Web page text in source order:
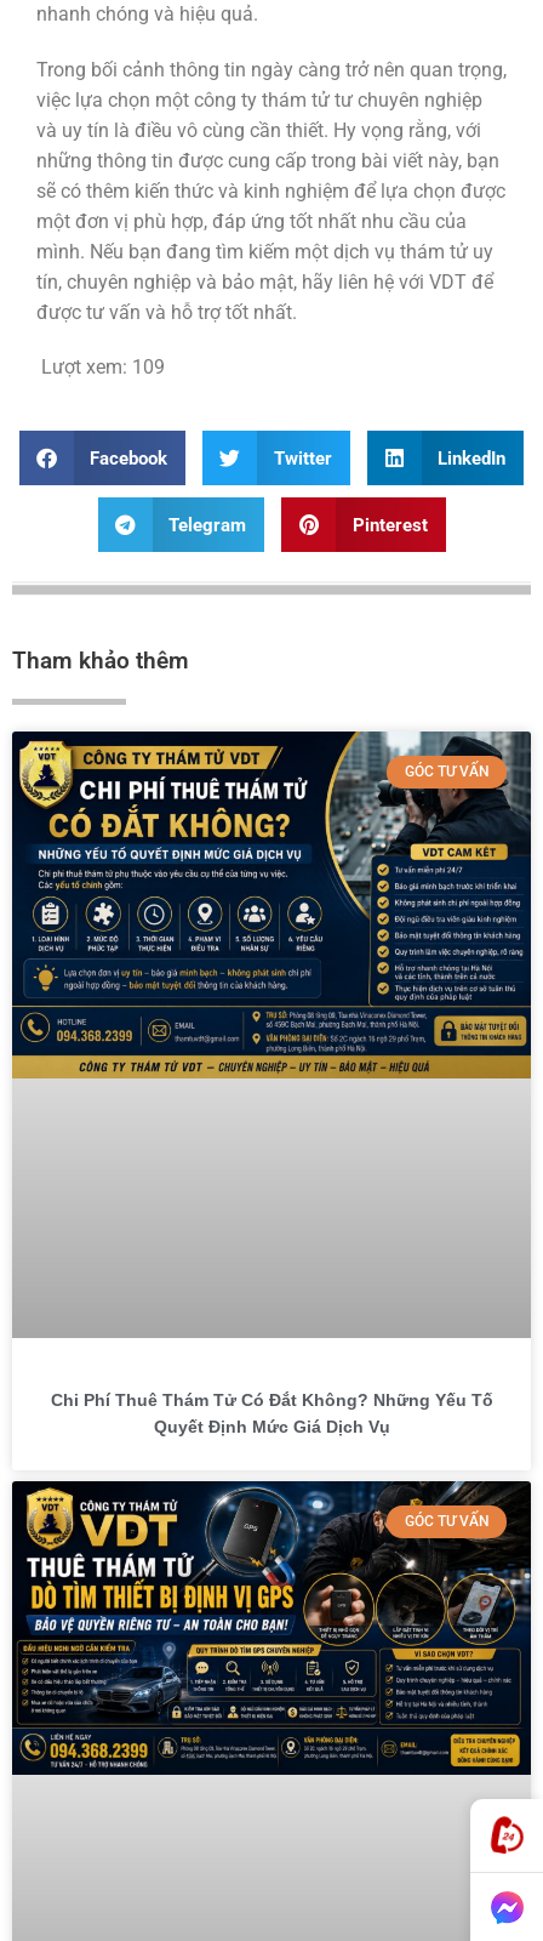
nhanh chóng và hiệu quả.
Trong bối cảnh thông tin ngày càng trở nên quan trọng,
việc lựa chọn một công ty thám tử tư chuyên nghiệp
và uy tín là điều vô cùng cần thiết. Hy vọng rằng, với
những thông tin được cung cấp trong bài viết này, bạn
sẽ có thêm kiến thức và kinh nghiệm để lựa chọn được
một đơn vị phù hợp, đáp ứng tốt nhất nhu cầu của
mình. Nếu bạn đang tìm kiếm một dịch vụ thám tử uy
tín, chuyên nghiệp và bảo mật, hãy liên hệ với VDT để
được tư vấn và hỗ trợ tốt nhất.
Lượt xem: 109
Facebook Twitter LinkedIn
Telegram Pinterest
Tham khảo thêm
GÓC TƯ VẤN
Chi Phí Thuê Thám Tử Có Đắt Không? Những Yếu Tố
Quyết Định Mức Giá Dịch Vụ
GÓC TƯ VẤN